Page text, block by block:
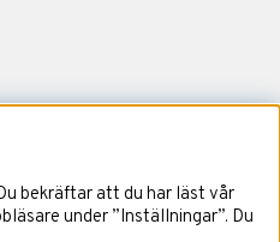
bekräftar att du har läst vår
under ”Inställningar”. Du